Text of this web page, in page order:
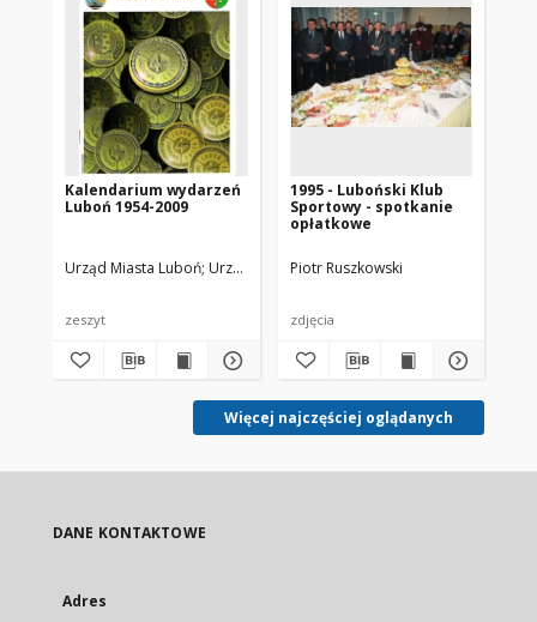
Kalendarium wydarzeń
Luboń 1954-2009
Urząd Miasta Luboń Urząd Miasta Luboń i Biblioteka Miejska
zeszyt
1995 - Luboński Klub
Sportowy - spotkanie
opłatkowe
Piotr Ruszkowski
zdjęcia
Więcej najczęściej oglądanych
DANE KONTAKTOWE
Adres